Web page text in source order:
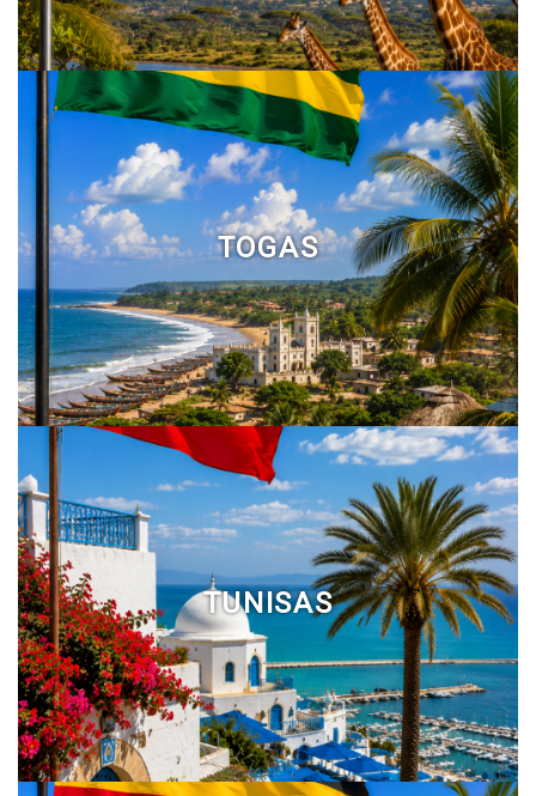
TOGAS
TUNISAS